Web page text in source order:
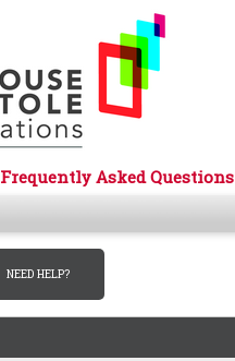
Frequently Asked Questions
NEED HELP?